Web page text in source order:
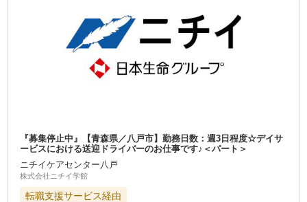
『募集停止中』【青森県／八戸市】勤務日数：週3日程度☆デイサ
ービスにおける送迎ドライバーのお仕事です♪＜パート＞
ニチイケアセンター八戸
株式会社ニチイ学館
転職支援サービス経由